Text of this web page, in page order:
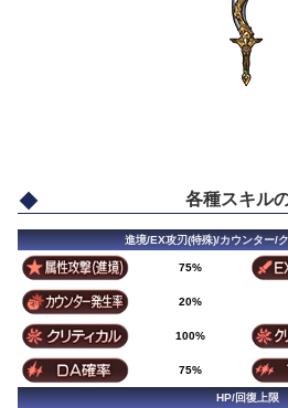
各種スキル
進境/EX攻刃(特殊)/カウンター/
75%
20%
100%
75%
HP/回復上限